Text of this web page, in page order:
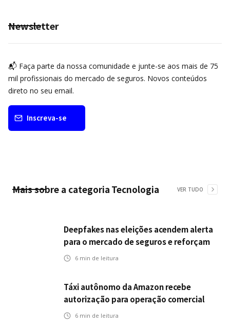
Newsletter
📬 Faça parte da nossa comunidade e junte-se aos mais de 75
mil profissionais do mercado de seguros. Novos conteúdos
direto no seu email.
Inscreva-se
Mais sobre a categoria Tecnologia VER TUDO
Deepfakes nas eleições acendem alerta
para o mercado de seguros e reforçam
desafios da inteligência artificial
6 min de leitura
Táxi autônomo da Amazon recebe
autorização para operação comercial
nos EUA: como a circulação desses
6 min de leitura